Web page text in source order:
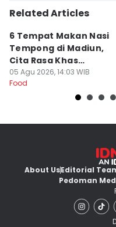
Related Articles
6 Tempat Makan Nasi
Tempong di Madiun,
Cita Rasa Khas
Banyuwangi
05 Agu 2026, 14:03 WIB
Food
About UsEditorial
Pedoman